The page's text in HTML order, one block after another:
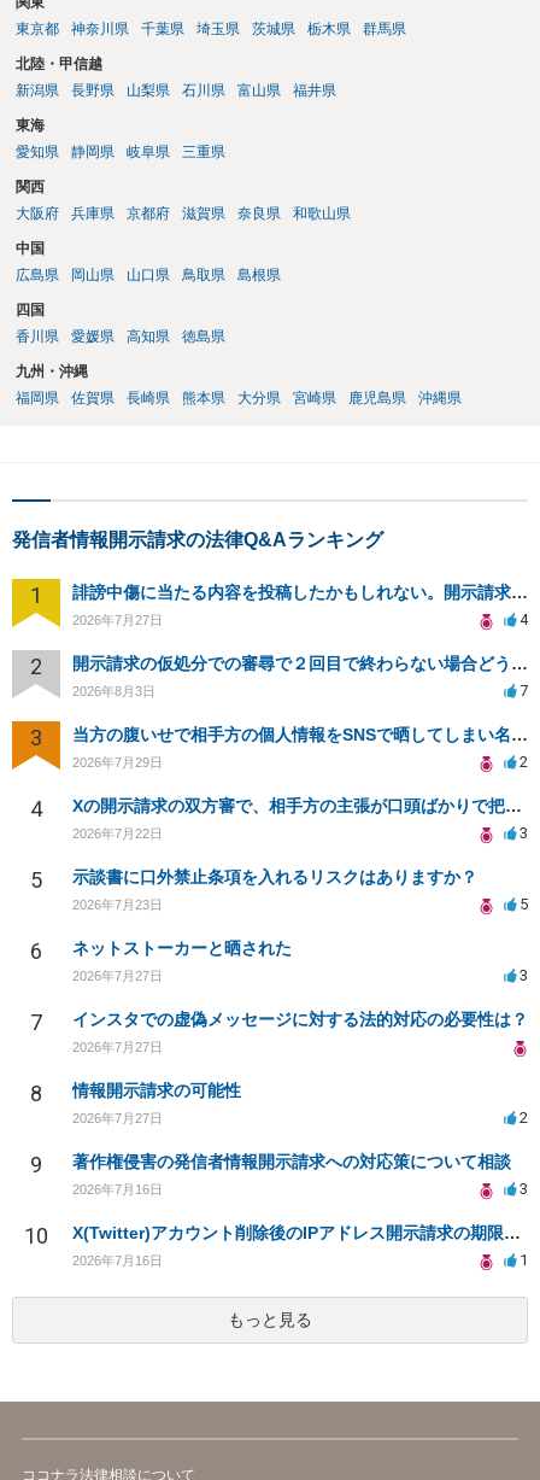
東京都
神奈川県 千葉県 埼玉県 茨城県 栃木県 群馬県
北陸・甲信越
新潟県
長野県 山梨県 石川県 富山県 福井県
東海
愛知県
静岡県 岐阜県 三重県
関西
大阪府
兵庫県 京都府 滋賀県 奈良県 和歌山県
中国
広島県
岡山県 山口県 鳥取県 島根県
四国
香川県
愛媛県 高知県 徳島県
九州・沖縄
福岡県
佐賀県 長崎県 熊本県 大分県 宮崎県 鹿児島県 沖縄県
発信者情報開示請求の法律Q&Aランキング
1 誹謗中傷に当たる内容を投稿したかもしれない。開示請求や民事刑事裁判に発展しうるのか教えて欲しい。
2026年7月27日 4
2 開示請求の仮処分での審尋で２回目で終わらない場合どうしたらいいですか
2026年8月3日 7
3 当方の腹いせで相手方の個人情報をSNSで晒してしまい名誉毀損させてしまったかもしれない
2026年7月29日 2
4 Xの開示請求の双方審で、相手方の主張が口頭ばかりで把握しきれません
2026年7月22日 3
5 示談書に口外禁止条項を入れるリスクはありますか？
2026年7月23日 5
6 ネットストーカーと晒された
2026年7月27日 3
7 インスタでの虚偽メッセージに対する法的対応の必要性は？
2026年7月27日
8 情報開示請求の可能性
2026年7月27日 2
9 著作権侵害の発信者情報開示請求への対応策について相談
2026年7月16日 3
10 X(Twitter)アカウント削除後のIPアドレス開示請求の期限は？
2026年7月16日 1
もっと見る
ココナラ法律相談について